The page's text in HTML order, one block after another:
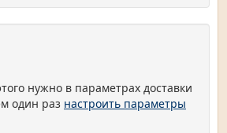
нужно в параметрах доставки
один раз настроить параметры